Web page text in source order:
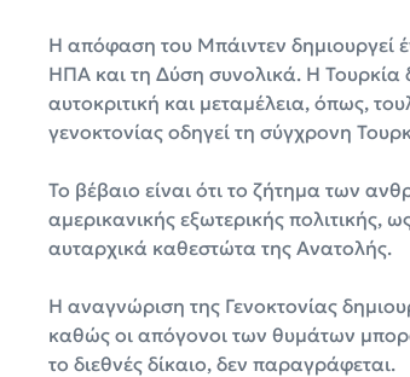
Η απόφαση του Μπάιντεν δημιουργεί
ΗΠΑ και τη Δύση συνολικά. Η Τουρκία
αυτοκριτική και μεταμέλεια, όπως,
γενοκτονίας οδηγεί τη σύγχρονη
Το βέβαιο είναι ότι το ζήτημα των
αμερικανικής εξωτερικής πολιτικής,
αυταρχικά καθεστώτα της Ανατολής.
Η αναγνώριση της Γενοκτονίας
καθώς οι απόγονοι των θυμάτων
το διεθνές δίκαιο, δεν παραγράφεται.